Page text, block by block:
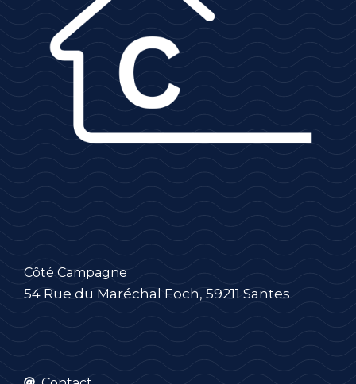
Côté Campagne
54 Rue du Maréchal Foch, 59211 Santes